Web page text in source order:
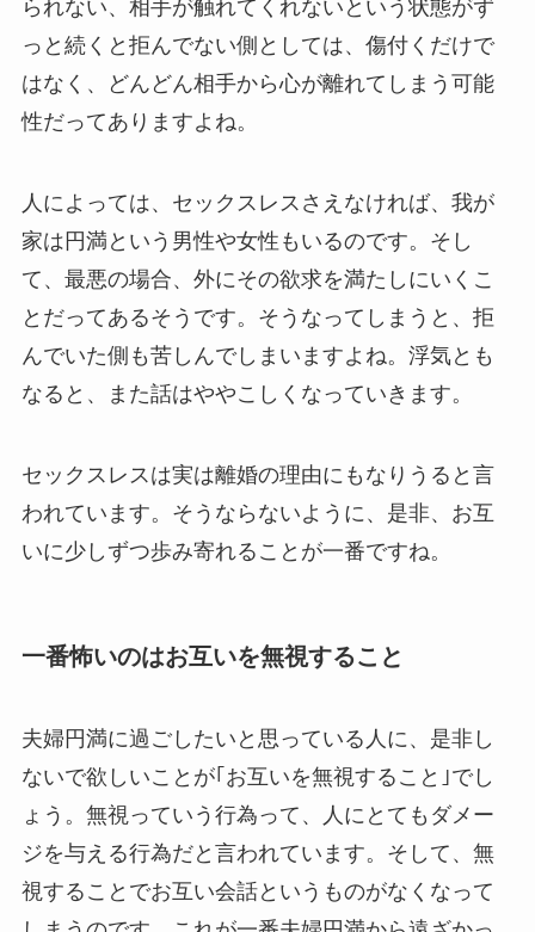
られない、相手が触れてくれないという状態がず
っと続くと拒んでない側としては、傷付くだけで
はなく、どんどん相手から心が離れてしまう可能
性だってありますよね。
人によっては、セックスレスさえなければ、我が
家は円満という男性や女性もいるのです。そし
て、最悪の場合、外にその欲求を満たしにいくこ
とだってあるそうです。そうなってしまうと、拒
んでいた側も苦しんでしまいますよね。浮気とも
なると、また話はややこしくなっていきます。
セックスレスは実は離婚の理由にもなりうると言
われています。そうならないように、是非、お互
いに少しずつ歩み寄れることが一番ですね。
一番怖いのはお互いを無視すること
夫婦円満に過ごしたいと思っている人に、是非し
ないで欲しいことが｢お互いを無視すること｣でし
ょう。無視っていう行為って、人にとてもダメー
ジを与える行為だと言われています。そして、無
視することでお互い会話というものがなくなって